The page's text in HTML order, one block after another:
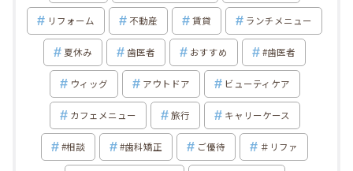
リフォーム 不動産 賃貸 ランチメニュー
夏休み 歯医者 おすすめ #歯医者
ウィッグ アウトドア ビューティケア
カフェメニュー 旅行 キャリーケース
#相談 #歯科矯正 ご優待 ＃リファ